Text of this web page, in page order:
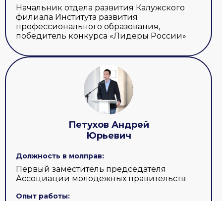
Начальник отдела развития Калужского
филиала Института развития
профессионального образования,
победитель конкурса «Лидеры России»
Петухов Андрей
Юрьевич
Должность в молправ:
Первый заместитель председателя
Ассоциации молодежных правительств
Опыт работы: